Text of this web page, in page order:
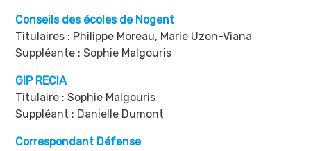
Conseils des écoles de Nogent
Titulaires : Philippe Moreau, Marie Uzon-Viana
Suppléante : Sophie Malgouris
GIP RECIA
Titulaire : Sophie Malgouris
Suppléant : Danielle Dumont
Correspondant Défense